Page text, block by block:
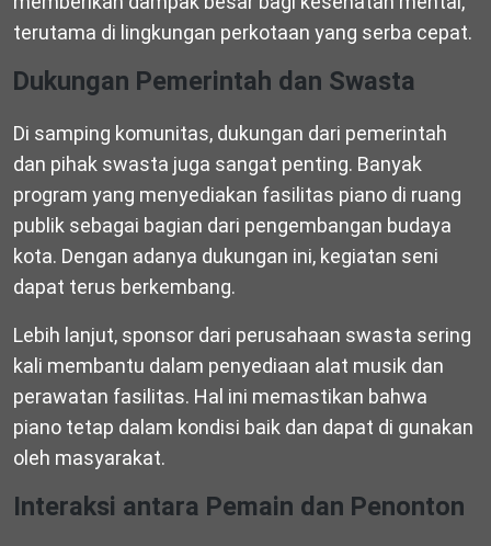
terutama di lingkungan perkotaan yang serba cepat.
Dukungan Pemerintah dan Swasta
Di samping komunitas, dukungan dari pemerintah
dan pihak swasta juga sangat penting. Banyak
program yang menyediakan fasilitas piano di ruang
publik sebagai bagian dari pengembangan budaya
kota. Dengan adanya dukungan ini, kegiatan seni
dapat terus berkembang.
Lebih lanjut, sponsor dari perusahaan swasta sering
kali membantu dalam penyediaan alat musik dan
perawatan fasilitas. Hal ini memastikan bahwa
piano tetap dalam kondisi baik dan dapat di gunakan
oleh masyarakat.
Interaksi antara Pemain dan Penonton